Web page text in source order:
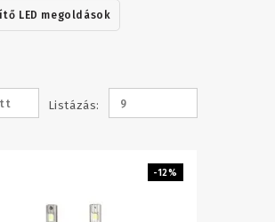
LED megoldások
Listázás: 9
-12%